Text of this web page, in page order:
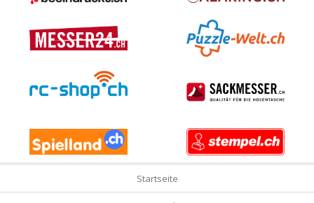
Startseite